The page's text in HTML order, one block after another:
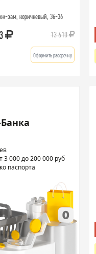
зам, коричневый, 36-36
13 610
Оформить рассрочку
3 000 до 200 000 руб
паспорта